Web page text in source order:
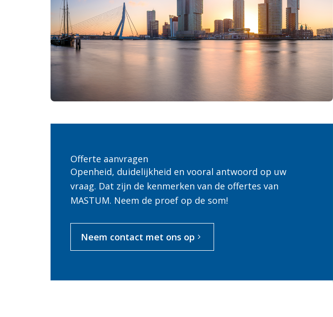
Offerte aanvragen
Openheid, duidelijkheid en vooral antwoord op uw
vraag. Dat zijn de kenmerken van de offertes van
MASTUM. Neem de proef op de som!
Neem contact met ons op